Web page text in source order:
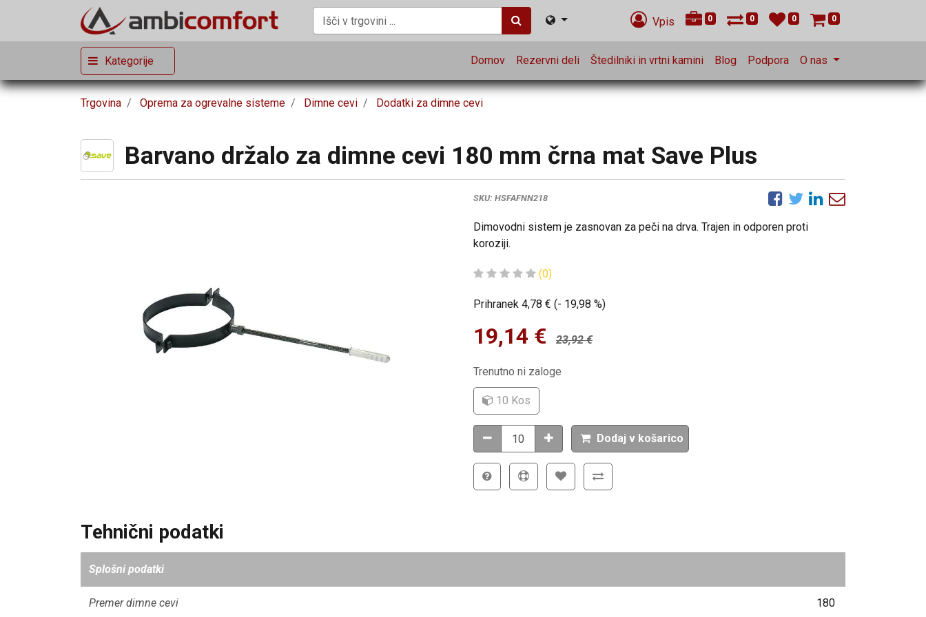
Vpis 0 0 0 0
Kategorije Domov Rezervni deli Štedilniki in vrtni kamini Blog Podpora O nas
Trgovina Oprema za ogrevalne sisteme Dimne cevi Dodatki za dimne cevi
Barvano držalo za dimne cevi 180 mm črna mat Save Plus
SKU: HSFAFNN218
Dimovodni sistem je zasnovan za peči na drva. Trajen in odporen proti
koroziji.
(0)
Prihranek 4,78 € (- 19,98 %)
19,14 € 23,92€
Trenutno ni zaloge
10 Kos
Dodaj v košarico
Tehnični podatki
Splošni podatki
Premer dimne cevi
180